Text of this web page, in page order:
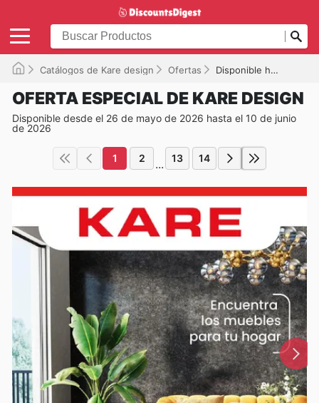
Catálogos de Kare design Ofertas Disponible hasta el 10/06/2026
OFERTA ESPECIAL DE KARE DESIGN
Disponible desde el 26 de mayo de 2026 hasta el 10 de junio
de 2026
1 2 ... 13 14